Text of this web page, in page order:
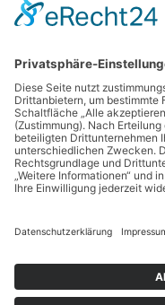
Wenn kurze Wege zur
Erwartung vs. Realität:
Ratgeber zur
Von Polarlichtern bis